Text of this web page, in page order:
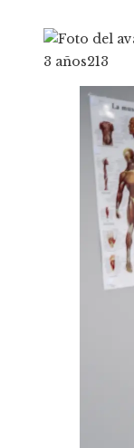
3 años213